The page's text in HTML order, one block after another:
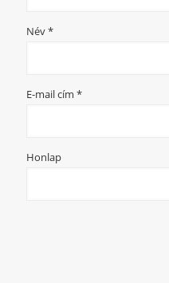
Név*
E-mail cím *
Honlap